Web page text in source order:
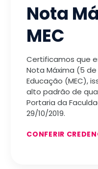
Nota
MEC
Certificamos que
Nota Máxima (5
Educação (MEC),
alto padrão de
Portaria da
29/10/2019.
CONFERIR